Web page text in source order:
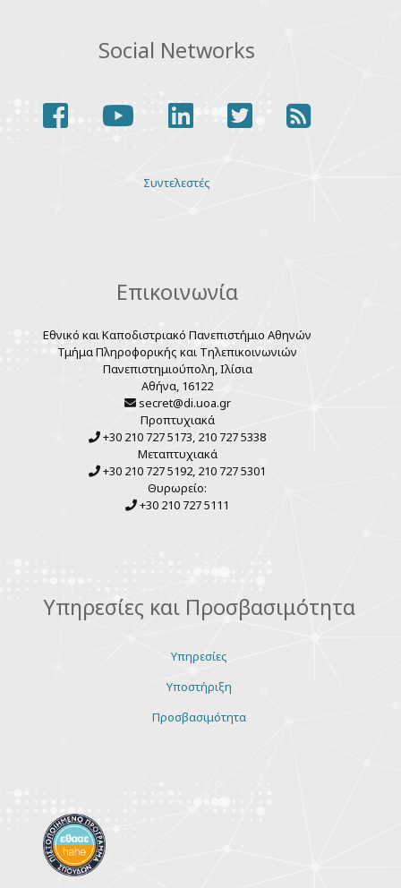
Social Networks
facebookyoutubelinkedintwitterrss
Συντελεστές
Επικοινωνία
Εθνικό και Καποδιστριακό Πανεπιστήμιο Αθηνών
Τμήμα Πληροφορικής και Τηλεπικοινωνιών
Πανεπιστημιούπολη, Ιλίσια
Αθήνα, 16122
secret@di.uoa.gr
Προπτυχιακά
+30 210 727 5173, 210 727 5338
Μεταπτυχιακά
+30 210 727 5192, 210 727 5301
Θυρωρείο:
+30 210 727 5111
Υπηρεσίες και Προσβασιμότητα
Υπηρεσίες
Υποστήριξη
Προσβασιμότητα